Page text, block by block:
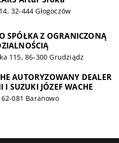
32-444 Głogoczów
SPÓŁKA Z OGRANICZONĄ
115, 86-300 Grudziądz
AUTORYZOWANY DEALER
I SUZUKI JÓZEF WACHE
081 Baranowo